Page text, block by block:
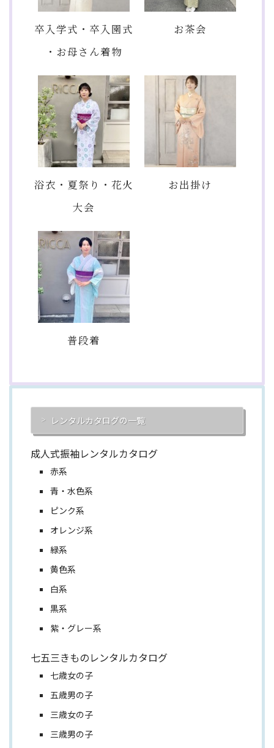
卒入学式・卒入園式
・お母さん着物
お茶会
浴衣・夏祭り・花火
大会
お出掛け
普段着
レンタルカタログの一覧
成人式振袖レンタルカタログ
赤系
青・水色系
ピンク系
オレンジ系
緑系
黄色系
白系
黒系
紫・グレー系
七五三きものレンタルカタログ
七歳女の子
五歳男の子
三歳女の子
三歳男の子